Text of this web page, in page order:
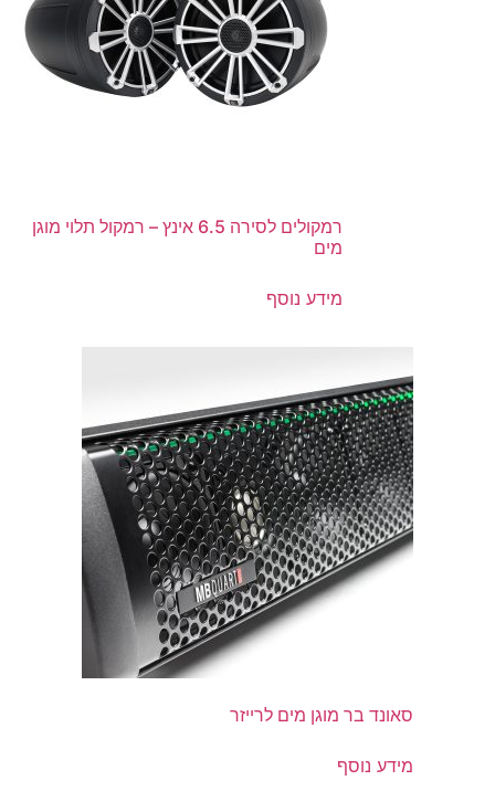
רמקולים לסירה 6.5 אינץ – רמקול תלוי מוגן
מים
מידע נוסף
סאונד בר מוגן מים לרייזר
מידע נוסף